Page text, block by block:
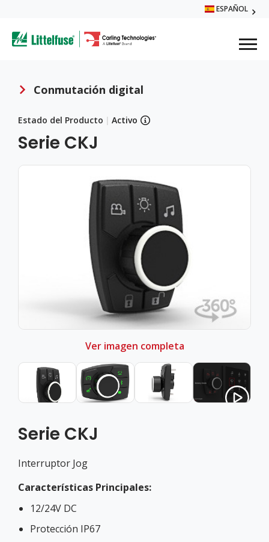
main
content
ESPAÑOL
Breadcrumb
Conmutación digital
Estado del Producto | Activo
Serie CKJ
Ver imagen completa
Serie CKJ
Interruptor Jog
Características Principales:
12/24V DC
Protección IP67